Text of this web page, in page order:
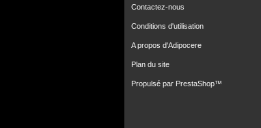
Contactez-nous
Conditions d'utilisation
A propos d'Adipocere
Plan du site
Propulsé par PrestaShop™